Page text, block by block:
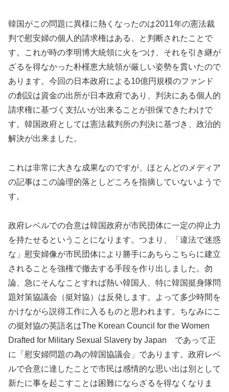
韓国がこの問題に異様に熱くなったのは2011年の憲法裁
判で慰安婦の個人的請求権はある、と判断されたことで
す。これが時の李明博大統領に火をつけ、それを引き継が
ざるを得なかった朴槿恵大統領が厳しい姿勢を貫いたので
あります。今回の日本政府による10億円規模のファンド
の創設は資金の出所が日本政府であり、判決にある個人的
請求権に基づく支払いが出来ることが担保できたわけで
す。韓国政府としては憲法裁判所の判決に基づき、政治的
解決が出来ました。
これは非常に大きな成果なのですが、ほとんどのメディア
の記事はこの論理的落としどころを指摘していないようで
す。
政府レベルでの合意は韓国政府が市民団体に一定の抑止力
を持たせるということになります。つまり、「違法で迷惑
な」慰安婦像が市民団体により勝手にあちらこちらに建立
されることを強権で撤去する手段を作り出しました。勿
論、急にそんなことすれば熱い韓国人、特に韓国挺身隊問
題対策協議会（挺対協）は反発します。よって多少時間を
かけながら説得工作に入るものと思われます。ちなみにこ
の挺対協の英語名はThe Korean Council for the Women
Drafted for Military Sexual Slavery by Japan であって正
に「慰安婦問題の為の韓国協議会」であります。政府レベ
ルで合意に達したことで市民は感情的な思い出は別として
新たに事を起こすことは困難にならざるを得なくなりま